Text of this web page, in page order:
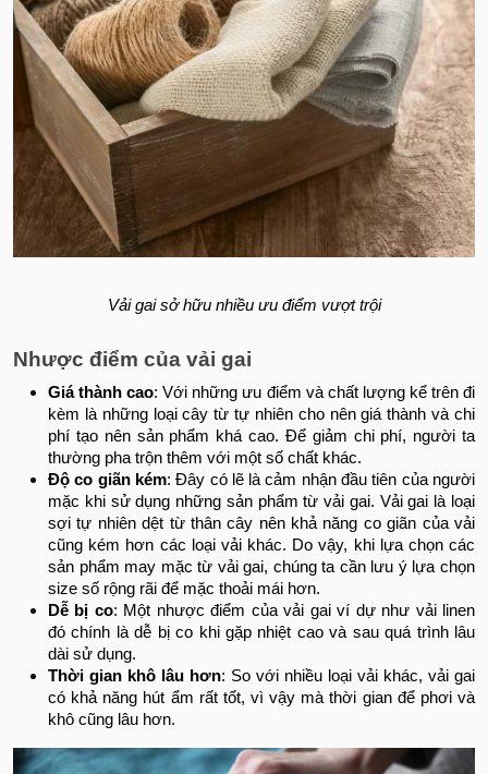
Vải gai sở hữu nhiều ưu điểm vượt trội
Nhược điểm của vải gai
Giá thành cao: Với những ưu điểm và chất lượng kể trên đi
kèm là những loại cây từ tự nhiên cho nên giá thành và chi
phí tạo nên sản phẩm khá cao. Để giảm chi phí, người ta
thường pha trộn thêm với một số chất khác.
Độ co giãn kém: Đây có lẽ là cảm nhận đầu tiên của người
mặc khi sử dụng những sản phẩm từ vải gai. Vải gai là loại
sợi tự nhiên dệt từ thân cây nên khả năng co giãn của vải
cũng kém hơn các loại vải khác. Do vậy, khi lựa chọn các
sản phẩm may mặc từ vải gai, chúng ta cần lưu ý lựa chọn
size số rộng rãi để mặc thoải mái hơn.
Dễ bị co: Một nhược điểm của vải gai ví dự như vải linen
đó chính là dễ bị co khi gặp nhiệt cao và sau quá trình lâu
dài sử dụng.
Thời gian khô lâu hơn: So với nhiều loại vải khác, vải gai
có khả năng hút ẩm rất tốt, vì vậy mà thời gian để phơi và
khô cũng lâu hơn.